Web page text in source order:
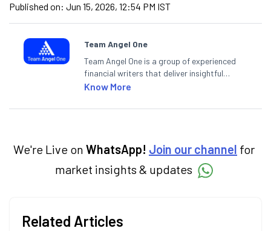
Published on: Jun 15, 2026, 12:54 PM IST
Team Angel One
Team Angel One is a group of experienced
financial writers that deliver insightful
articles on the stock market, IPO, economy,
categories.
Know More
We're Live on WhatsApp! Join our channel for
market insights & updates
Related Articles